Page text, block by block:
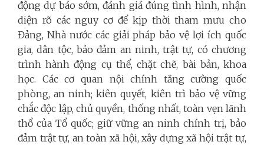
động dự báo sớm, đánh giá đúng tình hình, nhận
diện rõ các nguy cơ để kịp thời tham mưu cho
Đảng, Nhà nước các giải pháp bảo vệ lợi ích quốc
gia, dân tộc, bảo đảm an ninh, trật tự, có chương
trình hành động cụ thể, chặt chẽ, bài bản, khoa
học. Các cơ quan nội chính tăng cường quốc
phòng, an ninh; kiên quyết, kiên trì bảo vệ vững
chắc độc lập, chủ quyền, thống nhất, toàn vẹn lãnh
thổ của Tổ quốc; giữ vững an ninh chính trị, bảo
đảm trật tự, an toàn xã hội, xây dựng xã hội trật tự,